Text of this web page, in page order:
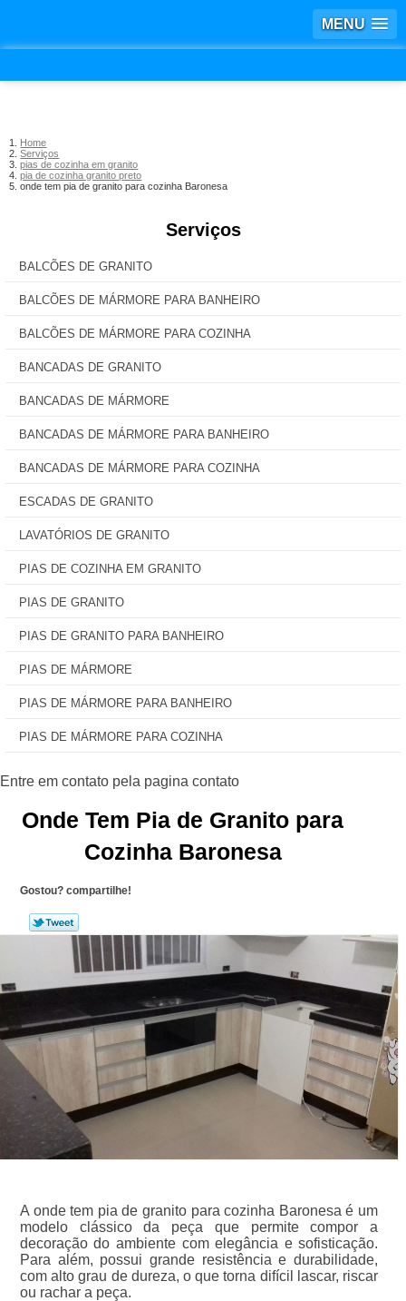
MENU
Home
Serviços
pias de cozinha em granito
pia de cozinha granito preto
onde tem pia de granito para cozinha Baronesa
Serviços
BALCÕES DE GRANITO
BALCÕES DE MÁRMORE PARA BANHEIRO
BALCÕES DE MÁRMORE PARA COZINHA
BANCADAS DE GRANITO
BANCADAS DE MÁRMORE
BANCADAS DE MÁRMORE PARA BANHEIRO
BANCADAS DE MÁRMORE PARA COZINHA
ESCADAS DE GRANITO
LAVATÓRIOS DE GRANITO
PIAS DE COZINHA EM GRANITO
PIAS DE GRANITO
PIAS DE GRANITO PARA BANHEIRO
PIAS DE MÁRMORE
PIAS DE MÁRMORE PARA BANHEIRO
PIAS DE MÁRMORE PARA COZINHA
Onde Tem Pia de Granito para
Cozinha Baronesa
Gostou? compartilhe!
A onde tem pia de granito para cozinha Baronesa é um
modelo clássico da peça que permite compor a
decoração do ambiente com elegância e sofisticação.
Para além, possui grande resistência e durabilidade,
com alto grau de dureza, o que torna difícil lascar, riscar
ou rachar a peça.